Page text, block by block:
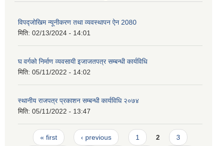
विपद्जोखिम न्यूनीकरण तथा व्यवस्थापन ऐन 2080
मिति: 02/13/2024 - 14:01
घ वर्गको निर्माण व्यवसायी इजाजतपत्र सम्बन्धी कार्यविधि
मिति: 05/11/2022 - 14:02
स्थानीय राजपत्र प्रकाशन सम्बन्धी कार्यविधि २०७४
मिति: 05/11/2022 - 13:47
Pages
« first ‹ previous 1 2 3